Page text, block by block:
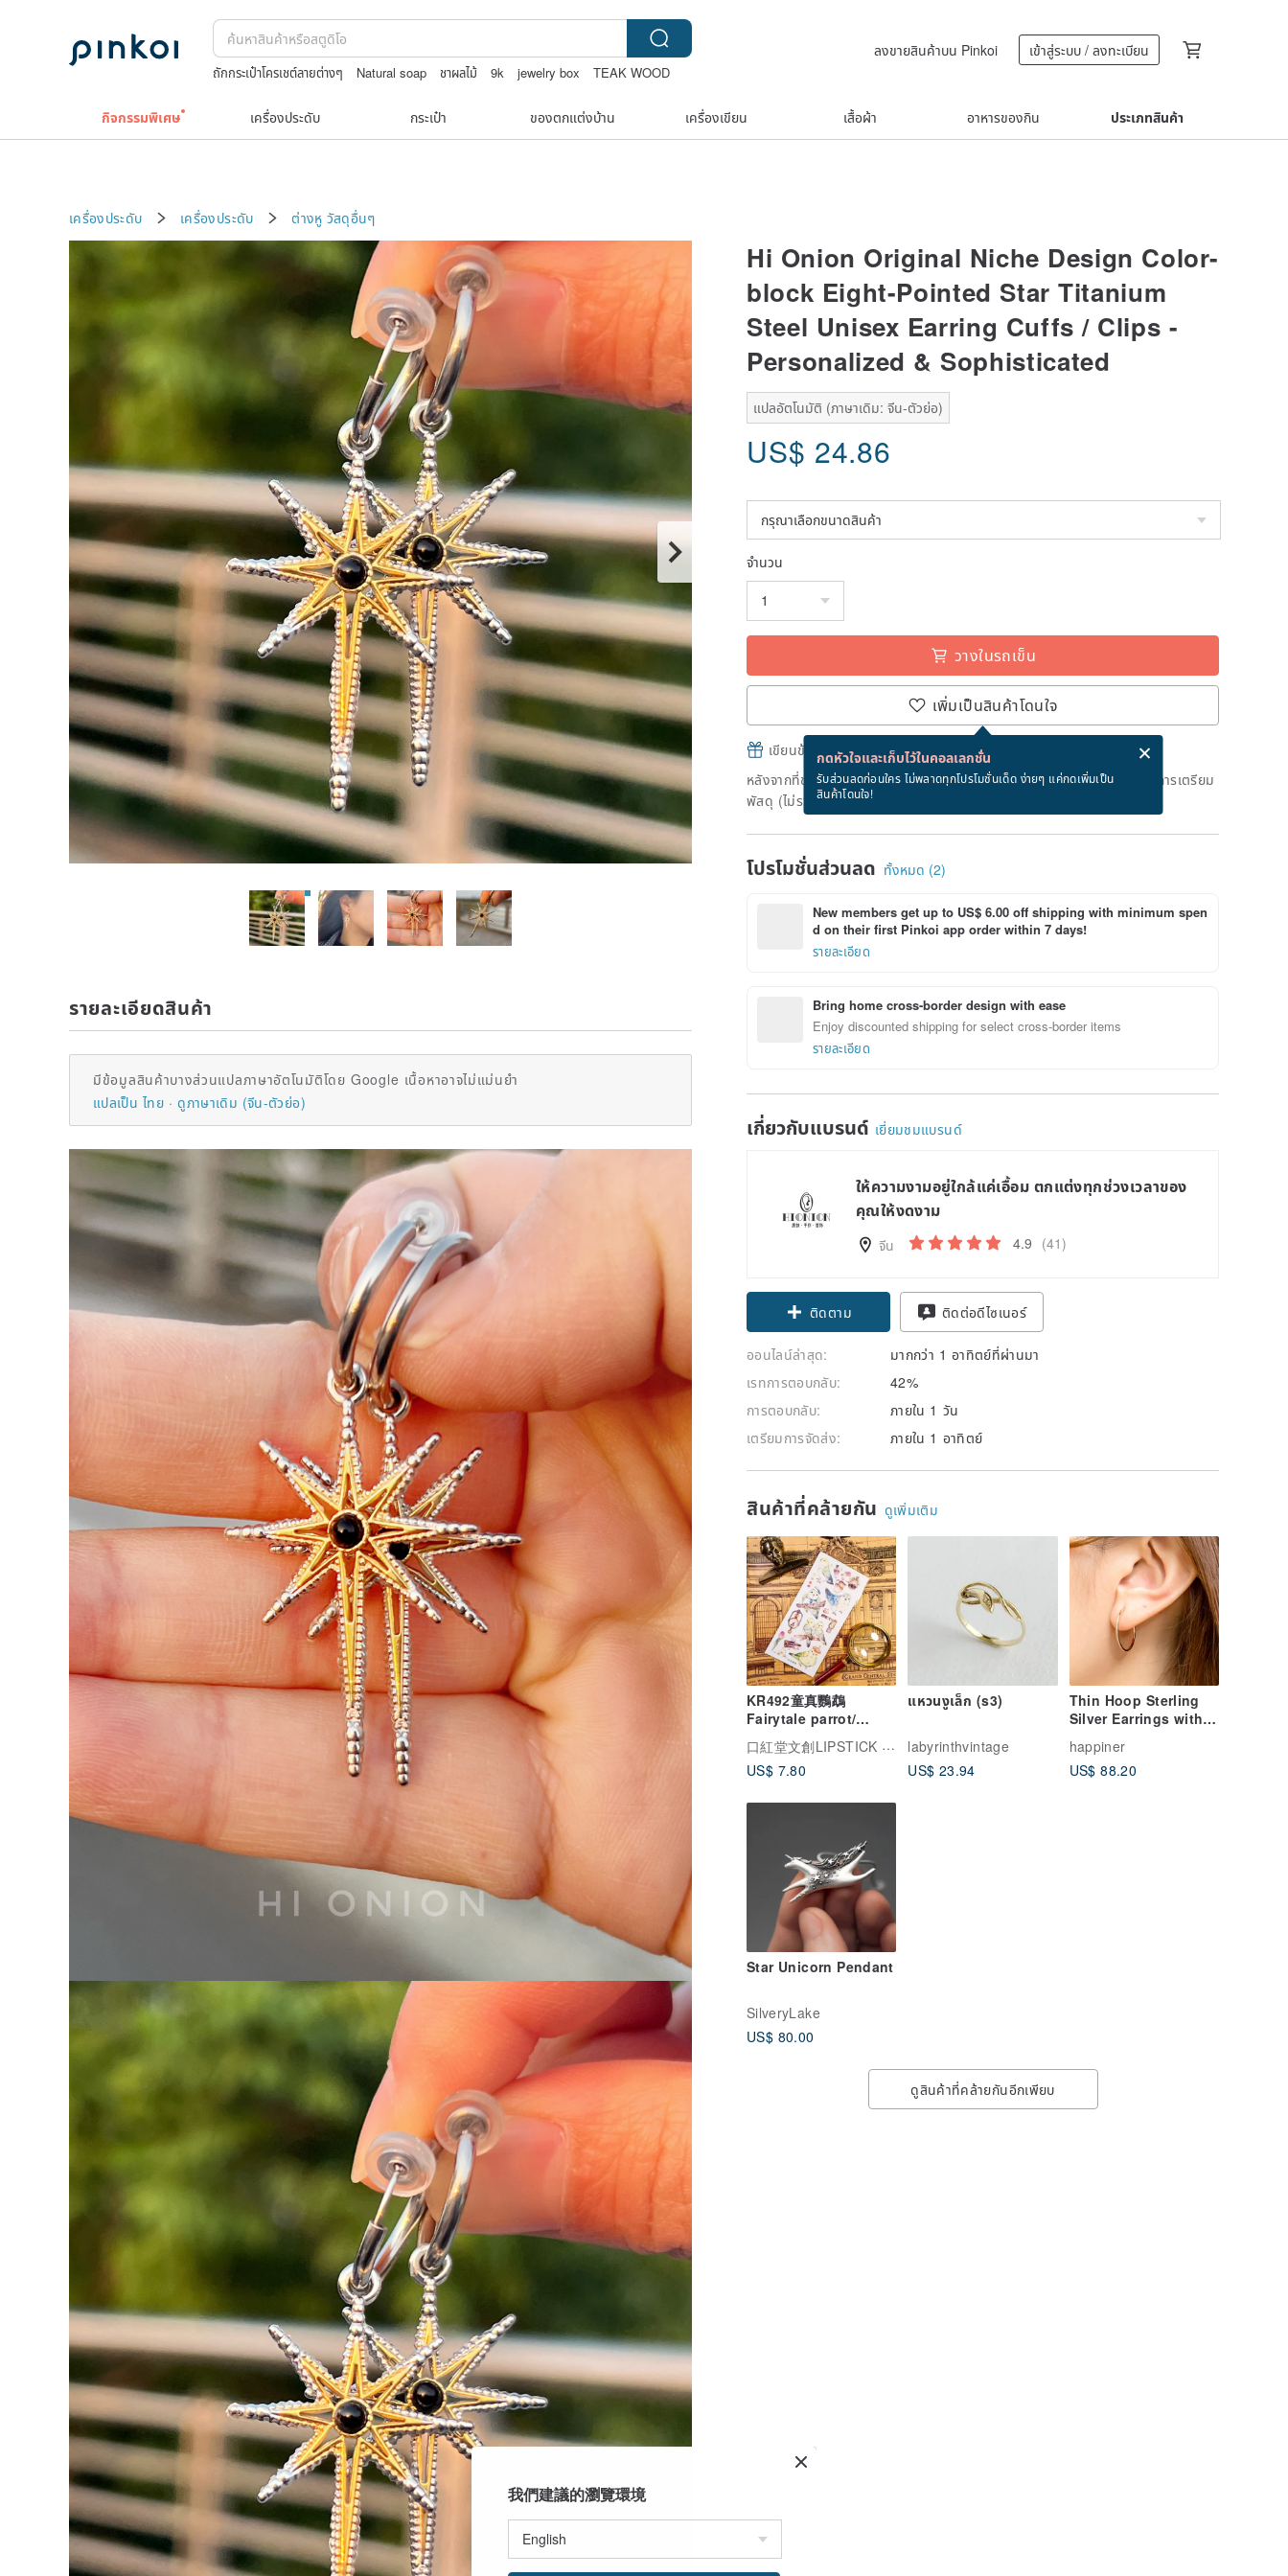
ถักกระเป๋าโครเชต์ลายต่างๆ Natural soap ชาผลไม้ 9k jewelry box
TEAK WOOD
ลงขายสินค้าบน Pinkoi เข้าสู่ระบบ / ลงทะเบียน
กิจกรรมพิเศษ เครื่องประดับ กระเป๋า ของตกแต่งบ้าน เครื่องเขียน เสื้อผ้า อาหารของกิน ประเภทสินค้า
เครื่องประดับ เครื่องประดับ ต่างหู วัสดุอื่นๆ
Hi Onion Original Niche Design Color-
block Eight-Pointed Star Titanium
Steel Unisex Earring Cuffs / Clips -
Personalized & Sophisticated
แปลอัตโนมัติ (ภาษาเดิม: จีน-ตัวย่อ)
US$ 24.86
จำนวน
วางในรถเข็น
เพิ่มเป็นสินค้าโดนใจ
กดหัวใจและเก็บไว้ในคอลเลกชั่น
รับส่วนลดก่อนใคร ไม่พลาดทุกโปรโมชั่นเด็ด ง่ายๆ แค่กดเพิ่มเป็น
สินค้าโดนใจ!
เขียนข้อความและส่ง eCard ฟรีเมื่อซื้อสินค้า!
หลังจากที่ชำระเงินถึงวันที่จะจัดส่งสินค้า จะใช้เวลาประมาณ 5 วันทางการในการเตรียม
พัสดุ (ไม่รวมวันหยุด)
โปรโมชั่นส่วนลด ทั้งหมด (2)
New members get up to US$ 6.00 off shipping with minimum spen
d on their first Pinkoi app order within 7 days!
รายละเอียด
Bring home cross-border design with ease
Enjoy discounted shipping for select cross-border items
รายละเอียด
เกี่ยวกับแบรนด์ เยี่ยมชมแบรนด์
ให้ความงามอยู่ใกล้แค่เอื้อม ตกแต่งทุกช่วงเวลาของ
คุณให้งดงาม
จีน 4.9 (41)
ติดตาม ติดต่อดีไซเนอร์
ออนไลน์ล่าสุด:
มากกว่า 1 อาทิตย์ที่ผ่านมา
เรทการตอบกลับ:
42%
การตอบกลับ:
ภายใน 1 วัน
เตรียมการจัดส่ง:
ภายใน 1 อาทิตย์
สินค้าที่คล้ายกัน ดูเพิ่มเติม
KR492童真鸚鵡
Fairytale parrot/
Transfer Stickers
口紅堂文創LIPSTICK CNDY CCI
US$ 7.80
แหวนงูเล็ก (s3)
labyrinthvintage
US$ 23.94
Thin Hoop Sterling
Silver Earrings with
18K Gold Plating
(22mm)
happiner
US$ 88.20
Star Unicorn Pendant
SilveryLake
US$ 80.00
ดูสินค้าที่คล้ายกันอีกเพียบ
รายละเอียดสินค้า
มีข้อมูลสินค้าบางส่วนแปลภาษาอัตโนมัติโดย Google เนื้อหาอาจไม่แม่นยำ
แปลเป็น ไทย
ดูภาษาเดิม (จีน-ตัวย่อ)
我們建議的瀏覽環境